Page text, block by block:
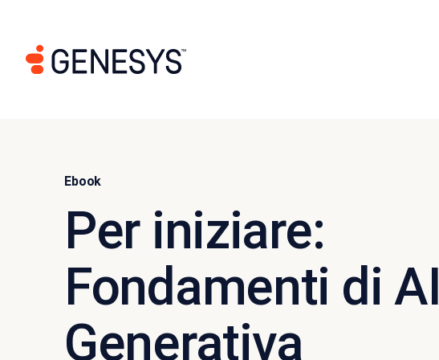
Ebook
Per iniziare:
Fondamenti di AI
Generativa